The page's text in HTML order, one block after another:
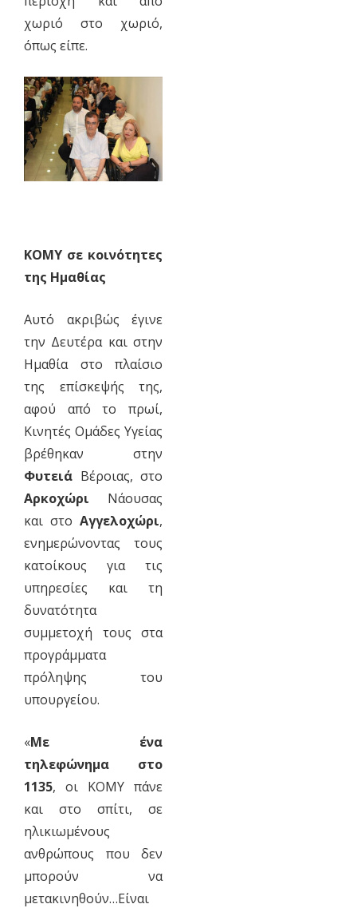
χωριό στο χωριό,
όπως είπε.
ΚΟΜΥ σε κοινότητες
της Ημαθίας
Αυτό ακριβώς έγινε
την Δευτέρα και στην
Ημαθία στο πλαίσιο
της επίσκεψής της,
αφού από το πρωί,
Κινητές Ομάδες Υγείας
βρέθηκαν στην
Φυτειά Βέροιας, στο
Αρκοχώρι Νάουσας
και στοΑγγελοχώρι,
ενημερώνοντας τους
κατοίκους για τις
υπηρεσίες και τη
δυνατότητα
συμμετοχή τους στα
προγράμματα
πρόληψης του
υπουργείου.
«Με ένα
τηλεφώνημα στο
1135, οι ΚΟΜΥ πάνε
και στο σπίτι, σε
ηλικιωμένους
ανθρώπους που δεν
μπορούν να
μετακινηθούν…Είναι